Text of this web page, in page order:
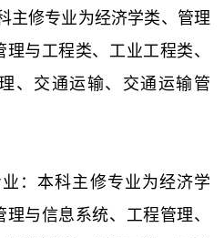
主修专业为经济学类、管理
与工程类、工业工程类、
、交通运输、交通运输管
：本科主修专业为经济学
与信息系统、工程管理、